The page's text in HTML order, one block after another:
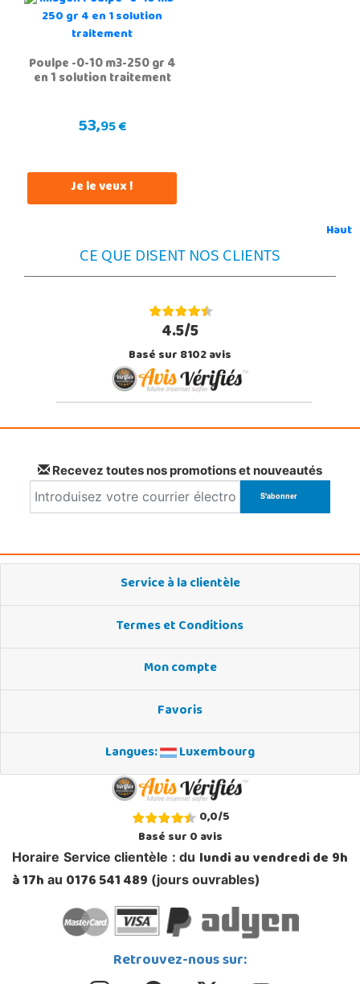
Poulpe -0-10 m3-250 gr 4
en 1 solution traitement
53,95 €
Je le veux !
Haut
CE QUE DISENT NOS CLIENTS
4.5/5
Basé sur 8102 avis
Recevez toutes nos promotions et nouveautés
Service à la clientèle
Termes et Conditions
Mon compte
Favoris
Langues:
Luxembourg
0,0/5
Basé sur0avis
Horaire Service clientèle : du lundi au vendredi de 9h
à 17h au 0176 541 489 (jours ouvrables)
Retrouvez-nous sur: